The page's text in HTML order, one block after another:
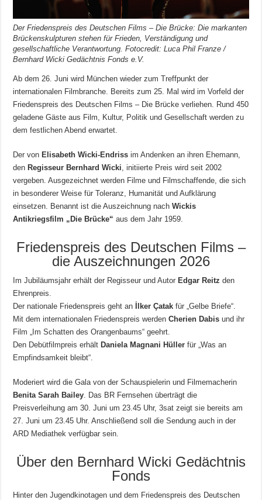
Der Friedenspreis des Deutschen Films – Die Brücke: Die markanten
Brückenskulpturen stehen für Frieden, Verständigung und
gesellschaftliche Verantwortung. Fotocredit: Luca Phil Franze /
Bernhard Wicki Gedächtnis Fonds e.V.
Ab dem 26. Juni wird München wieder zum Treffpunkt der
internationalen Filmbranche. Bereits zum 25. Mal wird im Vorfeld der
Friedenspreis des Deutschen Films – Die Brücke verliehen. Rund 450
geladene Gäste aus Film, Kultur, Politik und Gesellschaft werden zu
dem festlichen Abend erwartet.
Der vonElisabeth Wicki-Endriss im Andenken an ihren Ehemann,
denRegisseur Bernhard Wicki , initiierte Preis wird seit 2002
vergeben. Ausgezeichnet werden Filme und Filmschaffende, die sich
in besonderer Weise für Toleranz, Humanität und Aufklärung
einsetzen. Benannt ist die Auszeichnung nachWickis
Antikriegsfilm „Die Brücke“ aus dem Jahr 1959.
Friedenspreis des Deutschen Films –
die Auszeichnungen 2026
Im Jubiläumsjahr erhält der Regisseur und AutorEdgar Reitz den
Ehrenpreis.
Der nationale Friedenspreis geht anİlker Çatak für „Gelbe Briefe“.
Mit dem internationalen Friedenspreis werdenCherien Dabis und ihr
Film „Im Schatten des Orangenbaums“ geehrt.
Den Debütfilmpreis erhältDaniela Magnani Hüller für „Was an
Empfindsamkeit bleibt“.
Moderiert wird die Gala von der Schauspielerin und Filmemacherin
Benita Sarah Bailey . Das BR Fernsehen überträgt die
Preisverleihung am 30. Juni um 23.45 Uhr, 3sat zeigt sie bereits am
27. Juni um 23.45 Uhr. Anschließend soll die Sendung auch in der
ARD Mediathek verfügbar sein.
Über den Bernhard Wicki Gedächtnis
Fonds
Hinter den Jugendkinotagen und dem Friedenspreis des Deutschen